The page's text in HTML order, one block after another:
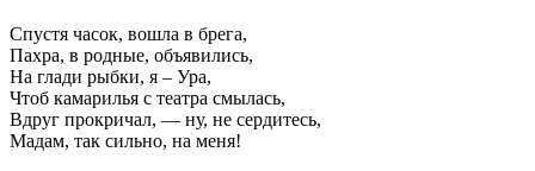
Спустя часок, вошла в брега,
Пахра, в родные, объявились,
На глади рыбки, я – Ура,
Чтоб камарилья с театра смылась,
Вдруг прокричал, — ну, не сердитесь,
Мадам, так сильно, на меня!